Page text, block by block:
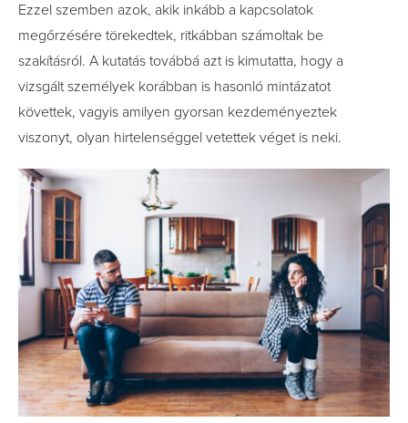
Ezzel szemben azok, akik inkább a kapcsolatok
megőrzésére törekedtek, ritkábban számoltak be
szakításról. A kutatás továbbá azt is kimutatta, hogy a
vizsgált személyek korábban is hasonló mintázatot
követtek, vagyis amilyen gyorsan kezdeményeztek
viszonyt, olyan hirtelenséggel vetettek véget is neki.